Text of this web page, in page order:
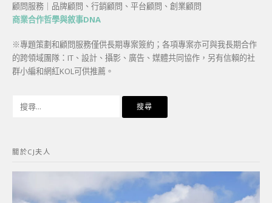
顧問服務｜品牌顧問、行銷顧問、平台顧問、創業顧問
商業合作哲學與敘事DNA
※專題策劃和顧問服務僅供長期專案簽約；各項專案亦可與我長期合作
的跨領域團隊：IT、設計、攝影、廣告、媒體共同協作，另有信賴的社
群小編和網紅KOL可供推薦。
字:
關於CJ夫人